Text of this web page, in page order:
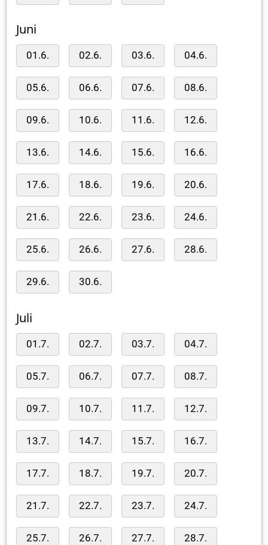
Juni
01.6. 02.6. 03.6. 04.6.
05.6. 06.6. 07.6. 08.6.
09.6. 10.6. 11.6. 12.6.
13.6. 14.6. 15.6. 16.6.
17.6. 18.6. 19.6. 20.6.
21.6. 22.6. 23.6. 24.6.
25.6. 26.6. 27.6. 28.6.
29.6. 30.6.
Juli
01.7. 02.7. 03.7. 04.7.
05.7. 06.7. 07.7. 08.7.
09.7. 10.7. 11.7. 12.7.
13.7. 14.7. 15.7. 16.7.
17.7. 18.7. 19.7. 20.7.
21.7. 22.7. 23.7. 24.7.
25.7. 26.7. 27.7. 28.7.